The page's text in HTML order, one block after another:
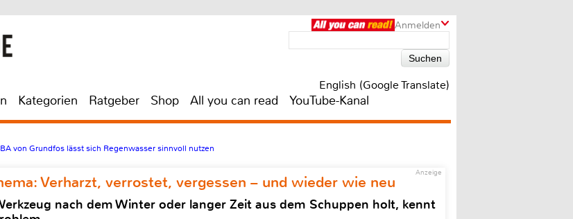
Anmelden
English (Google Translate)
Kategorien Ratgeber Shop All you can read YouTube-Kanal
von Grundfos lässt sich Regenwasser sinnvoll nutzen
Anzeige
Verharzt, verrostet, vergessen – und wieder wie neu
nach dem Winter oder langer Zeit aus dem Schuppen holt, kennt